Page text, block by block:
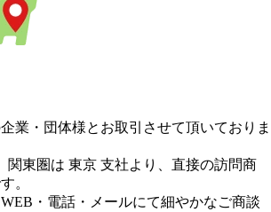
業・団体様とお取引させて頂いておりま
関東圏は 東京 支社より、直接の訪問商
。
・電話・メールにて細やかなご商談